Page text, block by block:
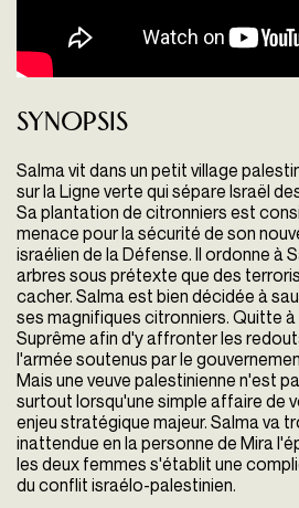
Synopsis
Salma vit dans un petit village
sur la Ligne verte qui sépare Israël
Sa plantation de citronniers est
menace pour la sécurité de son
israélien de la Défense. Il ordonne à
arbres sous prétexte que des
cacher. Salma est bien décidée à
ses magnifiques citronniers. Quitte
Suprême afin d'y affronter les
l'armée soutenus par le
Mais une veuve palestinienne n'est
surtout lorsqu'une simple affaire de
enjeu stratégique majeur. Salma va
inattendue en la personne de Mira
les deux femmes s'établit une
du conflit israélo-palestinien.